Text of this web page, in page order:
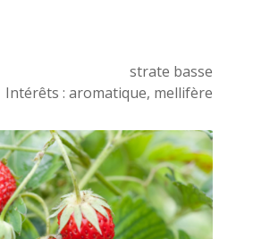
strate basse
Intérêts : aromatique, mellifère